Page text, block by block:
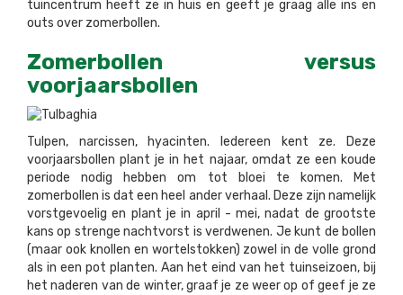
tuincentrum heeft ze in huis en geeft je graag alle ins en
outs over zomerbollen.
Zomerbollen versus
voorjaarsbollen
Tulpen, narcissen, hyacinten. Iedereen kent ze. Deze
voorjaarsbollen plant je in het najaar, omdat ze een koude
periode nodig hebben om tot bloei te komen. Met
zomerbollen is dat een heel ander verhaal. Deze zijn namelijk
vorstgevoelig en plant je in april - mei, nadat de grootste
kans op strenge nachtvorst is verdwenen. Je kunt de bollen
(maar ook knollen en wortelstokken) zowel in de volle grond
als in een pot planten. Aan het eind van het tuinseizoen, bij
het naderen van de winter, graaf je ze weer op of geef je ze